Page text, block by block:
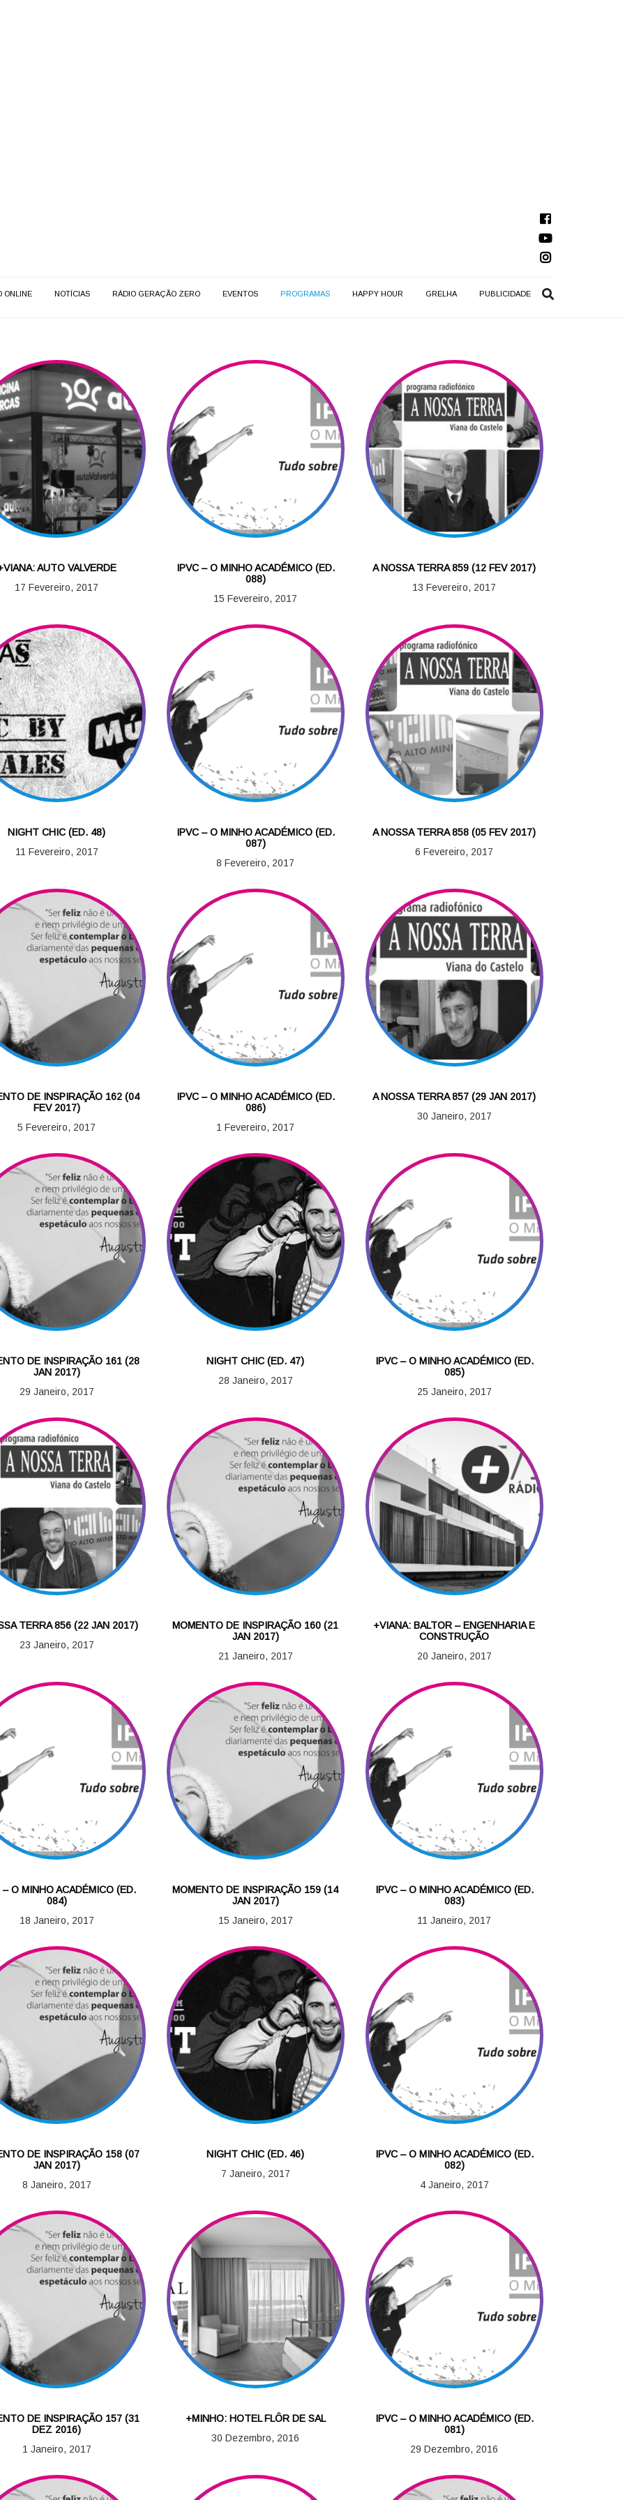
ONLINE NOTÍCIAS RÁDIO GERAÇÃO ZERO EVENTOS PROGRAMAS HAPPY HOUR GRELHA PUBLICIDADE
AUTO VALVERDE
17 Fevereiro, 2017
IPVC – O MINHO ACADÉMICO (ED.
088)
15 Fevereiro, 2017
A NOSSA TERRA 859 (12 FEV 2017)
13 Fevereiro, 2017
NIGHT CHIC (ED. 48)
11 Fevereiro, 2017
IPVC – O MINHO ACADÉMICO (ED.
087)
8 Fevereiro, 2017
A NOSSA TERRA 858 (05 FEV 2017)
6 Fevereiro, 2017
DE INSPIRAÇÃO 162 (04
FEV 2017)
5 Fevereiro, 2017
IPVC – O MINHO ACADÉMICO (ED.
086)
1 Fevereiro, 2017
A NOSSA TERRA 857 (29 JAN 2017)
30 Janeiro, 2017
DE INSPIRAÇÃO 161 (28
JAN 2017)
29 Janeiro, 2017
NIGHT CHIC (ED. 47)
28 Janeiro, 2017
IPVC – O MINHO ACADÉMICO (ED.
085)
25 Janeiro, 2017
TERRA 856 (22 JAN 2017)
23 Janeiro, 2017
MOMENTO DE INSPIRAÇÃO 160 (21
JAN 2017)
21 Janeiro, 2017
+VIANA: BALTOR – ENGENHARIA E
CONSTRUÇÃO
20 Janeiro, 2017
– O MINHO ACADÉMICO (ED.
084)
18 Janeiro, 2017
MOMENTO DE INSPIRAÇÃO 159 (14
JAN 2017)
15 Janeiro, 2017
IPVC – O MINHO ACADÉMICO (ED.
083)
11 Janeiro, 2017
DE INSPIRAÇÃO 158 (07
JAN 2017)
8 Janeiro, 2017
NIGHT CHIC (ED. 46)
7 Janeiro, 2017
IPVC – O MINHO ACADÉMICO (ED.
082)
4 Janeiro, 2017
DE INSPIRAÇÃO 157 (31
DEZ 2016)
1 Janeiro, 2017
+MINHO: HOTEL FLÔR DE SAL
30 Dezembro, 2016
IPVC – O MINHO ACADÉMICO (ED.
081)
29 Dezembro, 2016